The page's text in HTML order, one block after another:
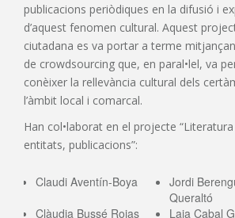
publicacions periòdiques en la difusió i
d’aquest fenomen cultural. Aquest
ciutadana es va portar a terme
de crowdsourcing que, en paral•lel, va
conèixer la rellevància cultural dels
l’àmbit local i comarcal.
Han col•laborat en el projecte
entitats, publicacions”:
Claudi Aventín-Boya
Jordi
Queraltó
Clàudia Bussé Rojas
Laia Cabal